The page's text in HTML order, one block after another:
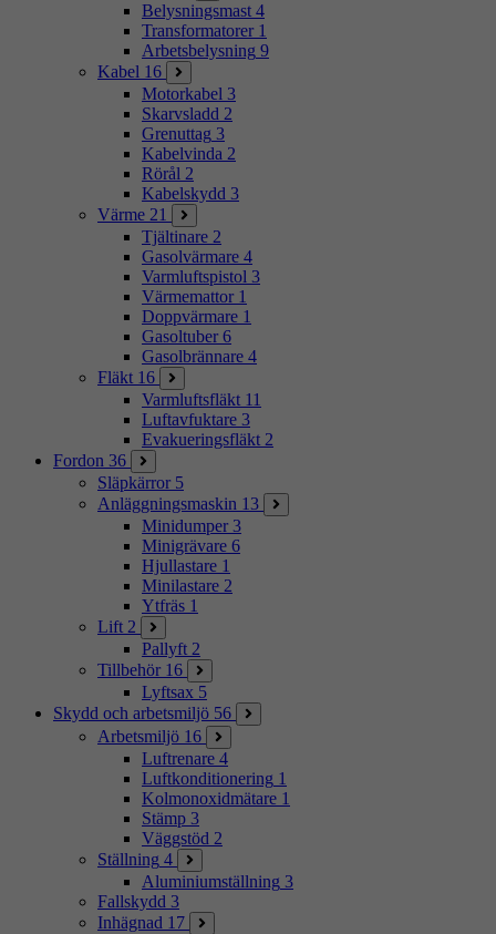
Belysningsmast 4
Transformatorer 1
Arbetsbelysning 9
Kabel 16
Motorkabel 3
Skarvsladd 2
Grenuttag 3
Kabelvinda 2
Rörål 2
Kabelskydd 3
Värme 21
Tjältinare 2
Gasolvärmare 4
Varmluftspistol 3
Värmemattor 1
Doppvärmare 1
Gasoltuber 6
Gasolbrännare 4
Fläkt 16
Varmluftsfläkt 11
Luftavfuktare 3
Evakueringsfläkt 2
Fordon 36
Släpkärror 5
Anläggningsmaskin 13
Minidumper 3
Minigrävare 6
Hjullastare 1
Minilastare 2
Ytfräs 1
Lift 2
Pallyft 2
Tillbehör 16
Lyftsax 5
Skydd och arbetsmiljö 56
Arbetsmiljö 16
Luftrenare 4
Luftkonditionering 1
Kolmonoxidmätare 1
Stämp 3
Väggstöd 2
Ställning 4
Aluminiumställning 3
Fallskydd 3
Inhägnad 17